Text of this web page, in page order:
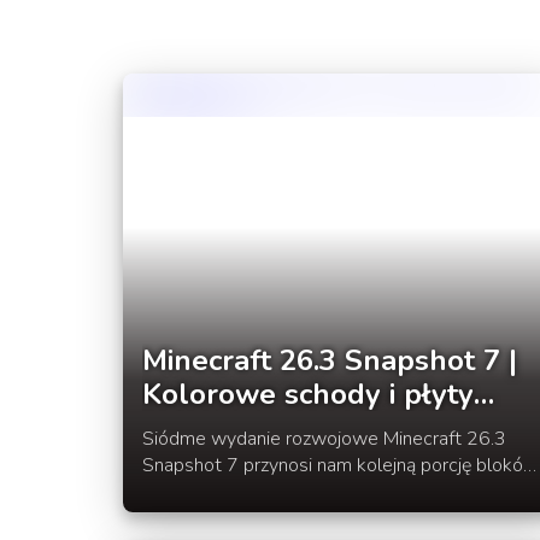
Minecraft 26.3 Snapshot 7 |
Kolorowe schody i płyty
betonowe
Siódme wydanie rozwojowe Minecraft 26.3
Snapshot 7 przynosi nam kolejną porcję bloków
betonowe w 16 kolorach oraz nowe mapy